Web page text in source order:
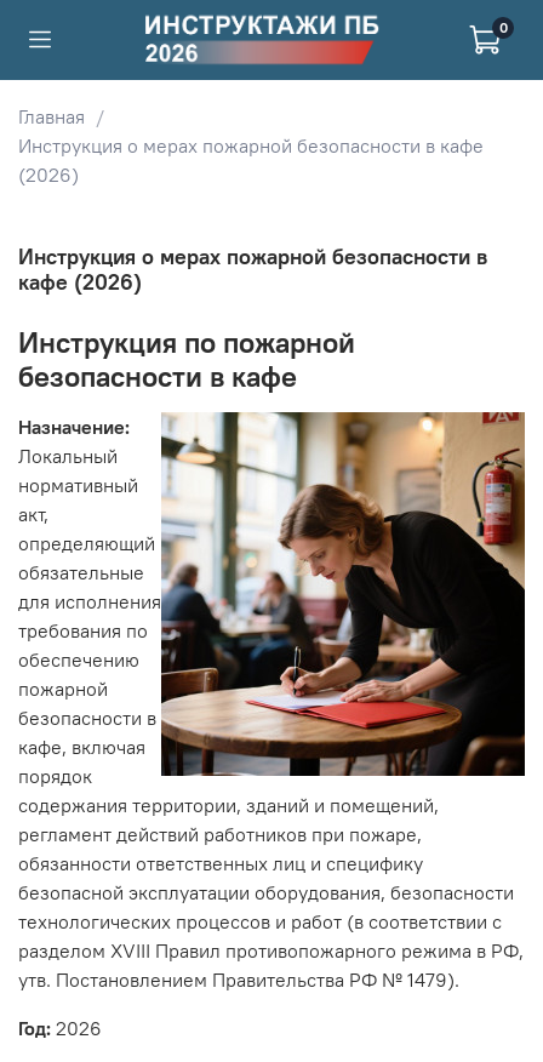
0
Главная
Инструкция о мерах пожарной безопасности в кафе
(2026)
Инструкция о мерах пожарной безопасности в
кафе (2026)
Инструкция по пожарной
безопасности в кафе
Назначение:
Локальный
нормативный
акт,
определяющий
обязательные
для исполнения
требования по
обеспечению
пожарной
безопасности в
кафе, включая
порядок
содержания территории, зданий и помещений,
регламент действий работников при пожаре,
обязанности ответственных лиц и специфику
безопасной эксплуатации оборудования, безопасности
технологических процессов и работ (в соответствии с
разделом XVIII Правил противопожарного режима в РФ,
утв. Постановлением Правительства РФ № 1479).
Год: 2026